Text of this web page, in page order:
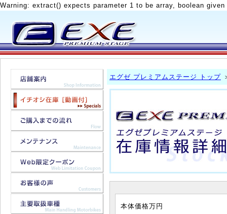
Warning: extract() expects parameter 1 to be array, boolean
エグゼ プレミアムステージ トップ
本体価格万円